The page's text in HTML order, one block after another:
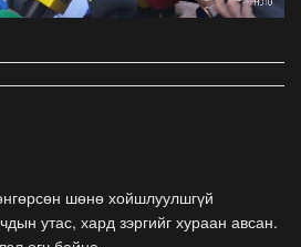
шөнө хойшлуулшгүй
утас, хард зэргийг хураан авсан.